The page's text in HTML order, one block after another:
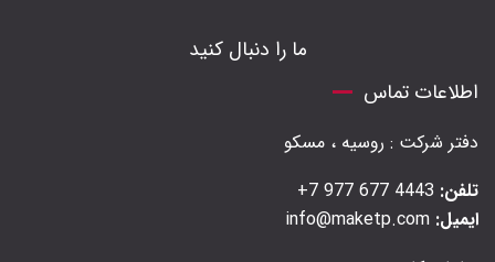
ما را دنبال کنید
اطلاعات تماس
دفتر شرکت : روسیه ، مسکو
تلفن:
ایمیل: